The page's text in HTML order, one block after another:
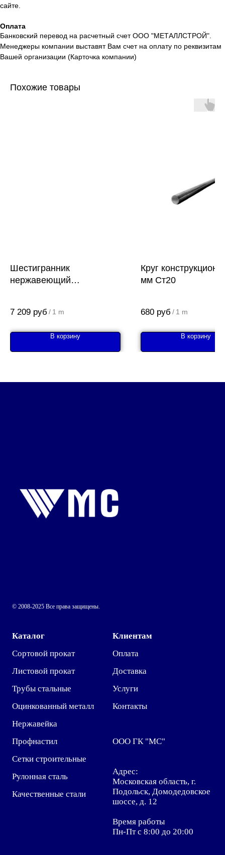
сайте.
Оплата
Банковский перевод на расчетный счет ООО "МЕТАЛЛСТРОЙ".
Менеджеры компании выставят Вам счет на оплату по реквизитам
Вашей организации (Карточка компании)
Похожие товары
Шестигранник
нержавеющий
7 209 руб / 1 m
В корзину
Круг
мм Ст20
680 руб / 1 m
В корзину
© 2008-2025 Все права защищены.
Каталог
Сортовой прокат
Листовой прокат
Трубы стальные
Оцинкованный металл
Нержавейка
Профнастил
Сетки строительные
Рулонная сталь
Качественные стали
Клиентам
Оплата
Доставка
Услуги
Контакты
ООО ГК "МС"
Адрес:
Московская область, г.
Подольск, Домодедовское
шоссе, д. 12
Время работы
Пн-Пт с 8:00 до 20:00